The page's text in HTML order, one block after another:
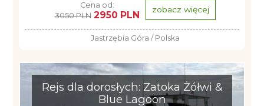
Cena od:
3050 PLN 2950 PLN zobacz więcej
Jastrzębia Góra / Polska
Rejs dla dorosłych: Zatoka Żółwi &
Blue Lagoon